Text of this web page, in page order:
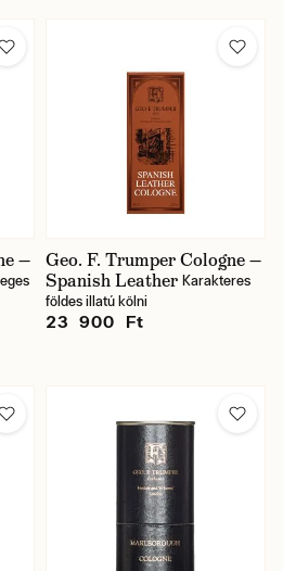
—
Geo. F. Trumper Cologne —
Spanish Leather Karakteres
földes illatú kölni
23 900 Ft